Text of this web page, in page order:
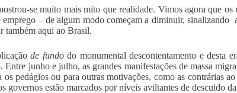
se muito mais mito que realidade. Vimos agora que os
emprego – de algum modo começam a diminuir, sinalizando
também aqui ao Brasil.
de fundodo monumental descontentamento e desta
junho e julho, as grandes manifestações de massa
pedágios ou para outras motivações, como as contrárias
governos estão marcados por níveis aviltantes de descuido